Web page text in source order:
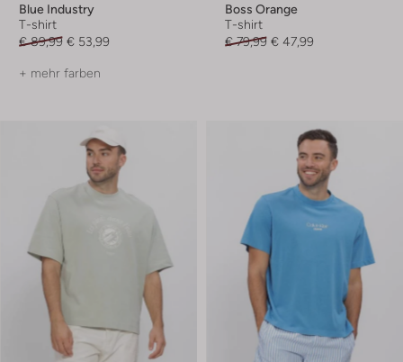
Blue Industry
T-shirt
€ 89,99 € 53,99
+ mehr farben
Boss Orange
T-shirt
€ 79,99 € 47,99